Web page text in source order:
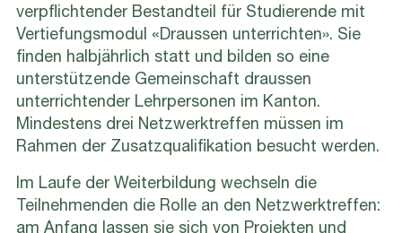
verpflichtender Bestandteil für Studierende mit
Vertiefungsmodul «Draussen unterrichten». Sie
finden halbjährlich statt und bilden so eine
unterstützende Gemeinschaft draussen
unterrichtender Lehrpersonen im Kanton.
Mindestens drei Netzwerktreffen müssen im
Rahmen der Zusatzqualifikation besucht werden.
Im Laufe der Weiterbildung wechseln die
Teilnehmenden die Rolle an den Netzwerktreffen:
am Anfang lassen sie sich von Projekten und